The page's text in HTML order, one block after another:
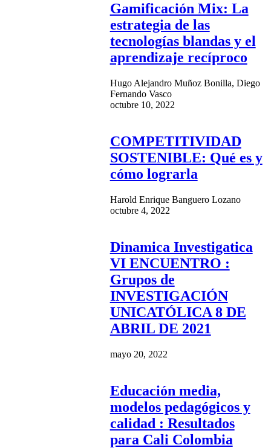
Gamificación Mix: La
estrategia de las
tecnologías blandas y el
aprendizaje recíproco
Hugo Alejandro Muñoz Bonilla, Diego
Fernando Vasco
octubre 10, 2022
COMPETITIVIDAD
SOSTENIBLE: Qué es y
cómo lograrla
Harold Enrique Banguero Lozano
octubre 4, 2022
Dinamica Investigatica
VI ENCUENTRO :
Grupos de
INVESTIGACIÓN
UNICATÓLICA 8 DE
ABRIL DE 2021
mayo 20, 2022
Educación media,
modelos pedagógicos y
calidad : Resultados
para Cali Colombia